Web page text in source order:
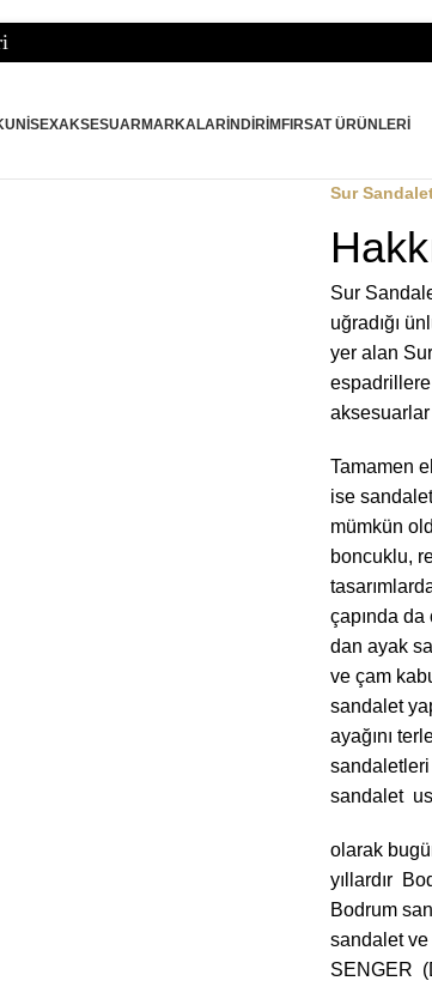
UNISEXAKSESUARMARKALARİNDIRIM FIRSAT ÜRÜNLERI
Sur
Sur
uğradığı
yer alan
espadrillere
Tamamen
ise
mümkün
boncuklu,
çapında da
dan ayak
ve çam
sandalet
ayağını
sandaletleri
sandalet
olarak
yıllardır
Bodrum
sandalet ve
SENGER